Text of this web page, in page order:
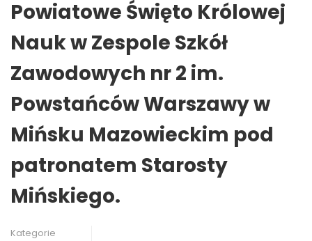
Powiatowe Święto Królowej
Nauk w Zespole Szkół
Zawodowych nr 2 im.
Powstańców Warszawy w
Mińsku Mazowieckim pod
patronatem Starosty
Mińskiego.
Kategorie